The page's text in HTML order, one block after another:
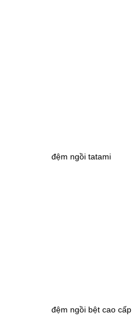
đệm ngồi tatami
đệm ngồi bệt cao cấp